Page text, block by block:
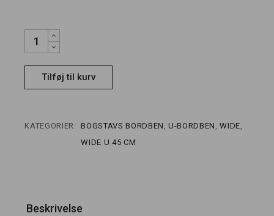
LATE NIGHT BLACK WIDE 45 CM U-FORMEDE BORDBEN
Tilføj til kurv
KATEGORIER: BOGSTAVS BORDBEN ,U-BORDBEN ,WIDE,
WIDE U 45 CM
Beskrivelse